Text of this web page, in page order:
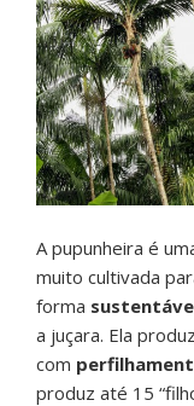
A pupunheira é
muito cultivada
forma
a juçara. Ela
com
produz até 15